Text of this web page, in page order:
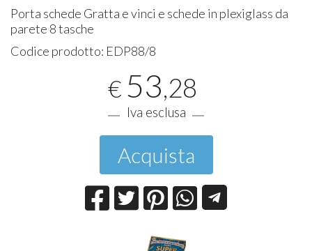
Porta schede Gratta e vinci e schede in plexiglass da
parete 8 tasche
Codice prodotto: EDP88/8
€ 53,28
Iva esclusa
Acquista